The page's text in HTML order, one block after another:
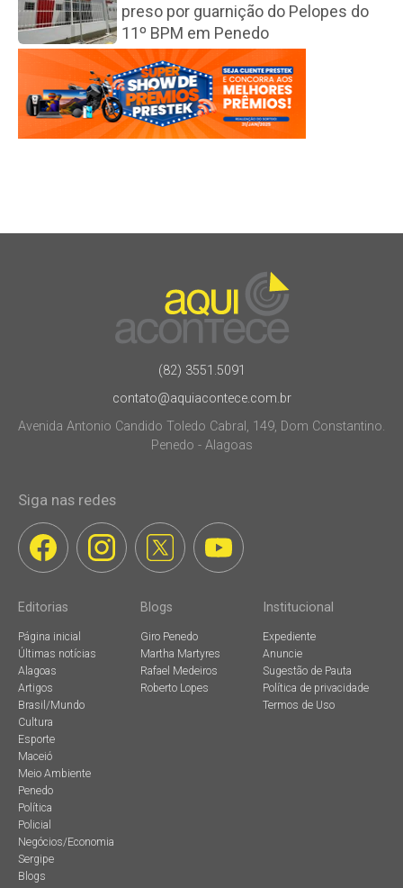
preso por guarnição do Pelopes do
11º BPM em Penedo
(82) 3551.5091
contato@aquiacontece.com.br
Avenida Antonio Candido Toledo Cabral, 149, Dom Constantino.
Penedo - Alagoas
Siga nas redes
Editorias
Página inicial
Últimas notícias
Alagoas
Artigos
Brasil/Mundo
Cultura
Esporte
Maceió
Meio Ambiente
Penedo
Política
Policial
Negócios/Economia
Sergipe
Blogs
Blogs
Giro Penedo
Martha Martyres
Rafael Medeiros
Roberto Lopes
Institucional
Expediente
Anuncie
Sugestão de Pauta
Política de privacidade
Termos de Uso